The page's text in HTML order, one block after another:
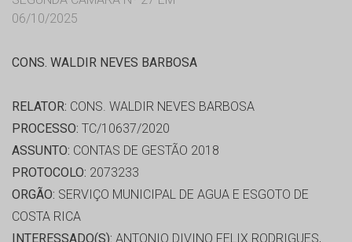
06/10/2025
CONS. WALDIR NEVES BARBOSA
RELATOR: CONS. WALDIR NEVES BARBOSA
PROCESSO: TC/10637/2020
ASSUNTO: CONTAS DE GESTÃO 2018
PROTOCOLO: 2073233
ORGÃO: SERVIÇO MUNICIPAL DE AGUA E ESGOTO DE
COSTA RICA
INTERESSADO(S): ANTONIO DIVINO FELIX RODRIGUES,